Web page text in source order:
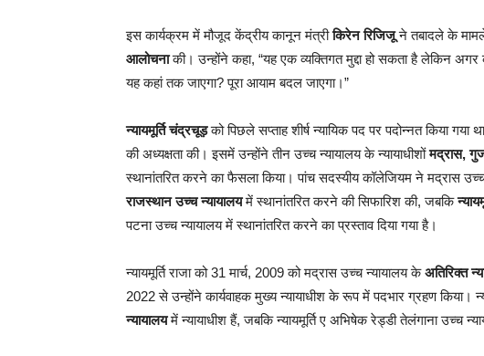
इस कार्यक्रम में मौजूद केंद्रीय कानून मंत्रीकिरेन रिजिजूने तबादले के
आलोचनाकी। उन्होंने कहा, “यह एक व्यक्तिगत मुद्दा हो सकता है लेकिन
यह कहां तक ​​जाएगा? पूरा आयाम बदल जाएगा।”
न्यायमूर्ति चंद्रचूड़को पिछले सप्ताह शीर्ष न्यायिक पद पर पदोन्नत किया
की अध्यक्षता की। इसमें उन्होंने तीन उच्च न्यायालय के न्यायाधीशोंमद्रास,
स्थानांतरित करने का फैसला किया। पांच सदस्यीय कॉलेजियम ने मद्रास उच्च
राजस्थान उच्च न्यायालयमें स्थानांतरित करने की सिफारिश की, जबकि
पटना उच्च न्यायालय में स्थानांतरित करने का प्रस्ताव दिया गया है।
न्यायमूर्ति राजा को 31 मार्च, 2009 को मद्रास उच्च न्यायालय केअतिरिक्त
2022 से उन्होंने कार्यवाहक मुख्य न्यायाधीश के रूप में पदभार ग्रहण किया।
न्यायालयमें न्यायाधीश हैं, जबकि न्यायमूर्ति ए अभिषेक रेड्डी तेलंगाना उच्च